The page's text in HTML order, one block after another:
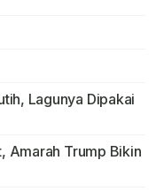
Lagunya Dipakai
Amarah Trump Bikin